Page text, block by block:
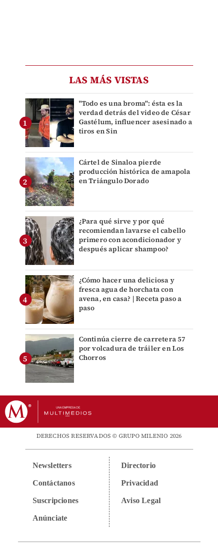
LAS MÁS VISTAS
"Todo es una broma": ésta es la
verdad detrás del video de César
Gastélum, influencer asesinado a
tiros en Sin
Cártel de Sinaloa pierde
producción histórica de amapola
en Triángulo Dorado
¿Para qué sirve y por qué
recomiendan lavarse el cabello
primero con acondicionador y
después aplicar shampoo?
¿Cómo hacer una deliciosa y
fresca agua de horchata con
avena, en casa? | Receta paso a
paso
Continúa cierre de carretera 57
por volcadura de tráiler en Los
Chorros
DERECHOS RESERVADOS © GRUPO MILENIO 2026
Newsletters
Contáctanos
Suscripciones
Anúnciate
Directorio
Privacidad
Aviso Legal